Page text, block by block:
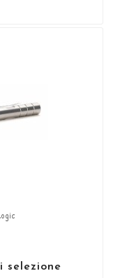
selezione